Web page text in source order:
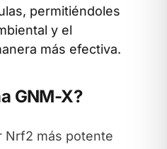
permitiéndoles
y el
más efectiva.
GNM-X?
Nrf2 más potente